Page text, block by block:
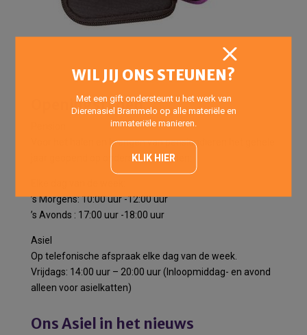
Openingstijden
Voor het halen en brengen van pensiondieren het gehele
jaar geopend op onderstaande tijden:
’s Morgens: 10:00 uur -12:00 uur
’s Avonds : 17:00 uur -18:00 uur
Asiel
Op telefonische afspraak elke dag van de week.
Vrijdags: 14:00 uur – 20:00 uur (Inloopmiddag- en avond
alleen voor asielkatten)
Ons Asiel in het nieuws
WIL JIJ ONS STEUNEN?
Met een gift ondersteunt u het werk van
Dierenasiel Brammelo op alle materiële en
immateriële manieren.
KLIK HIER